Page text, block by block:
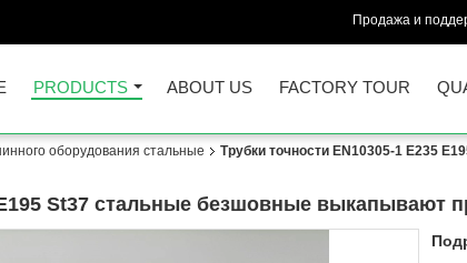
Продажа и
PRODUCTS ABOUT US FACTORY TOUR
оборудования стальные
Трубки точности EN10305-1 E235
St37 стальные безшовные выкапывают